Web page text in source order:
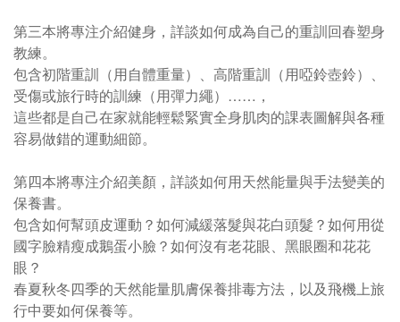
第三本將專注介紹健身，詳談如何成為自己的重訓回春塑身
教練。
包含初階重訓（用自體重量）、高階重訓（用啞鈴壺鈴）、
受傷或旅行時的訓練（用彈力繩）……，
這些都是自己在家就能輕鬆緊實全身肌肉的課表圖解與各種
容易做錯的運動細節。
第四本將專注介紹美顏，詳談如何用天然能量與手法變美的
保養書。
包含如何幫頭皮運動？如何減緩落髮與花白頭髮？如何用從
國字臉精瘦成鵝蛋小臉？如何沒有老花眼、黑眼圈和花花
眼？
春夏秋冬四季的天然能量肌膚保養排毒方法，以及飛機上旅
行中要如何保養等。